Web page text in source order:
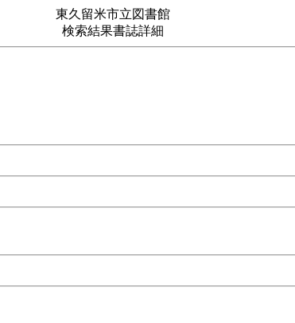
東久留米市立図書館
検索結果書誌詳細